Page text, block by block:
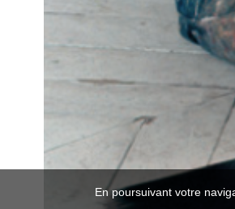
En poursuivant votre